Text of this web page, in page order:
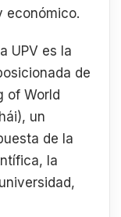
económico.
UPV es la
de
of World
un
de la
la